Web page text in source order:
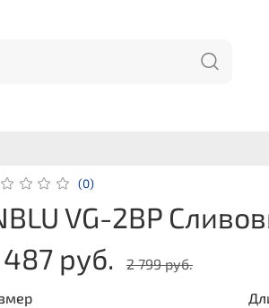
(0)
VG-2BP
руб.
2 799 руб.